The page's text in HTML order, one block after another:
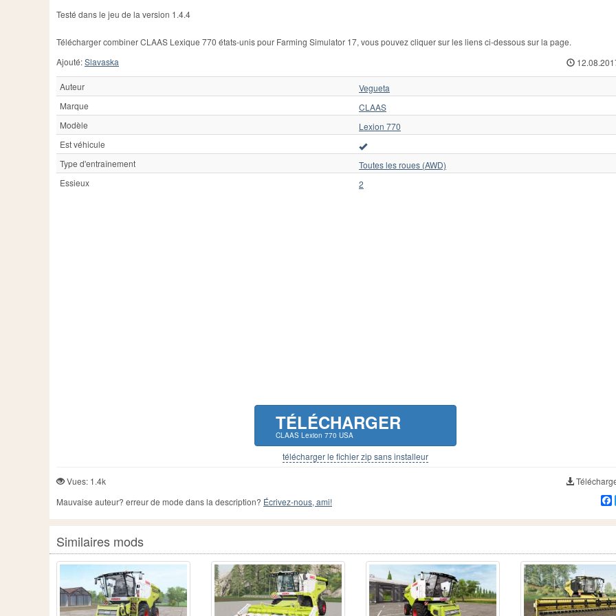
Testé dans le jeu de la version 1.4.4
Télécharger combiner CLAAS Lexique 770 états-unis pour Farming Simulator 17, vous pouvez cliquer sur les liens ci-dessous sur la page.
Ajouté:Slavaska
Auteur
Vegueta
Marque
CLAAS
Modèle
Lexion 770
Est véhicule
Type d'entraînement
Toutes les roues (AWD)
Essieux
2
TÉLÉCHARGER
CLAAS Lexion 770 USA
télécharger le fichier zip sans installeur
Vues: 1.4k
Mauvaise auteur? erreur de mode dans la description? Écrivez-nous, ami!
Similaires mods